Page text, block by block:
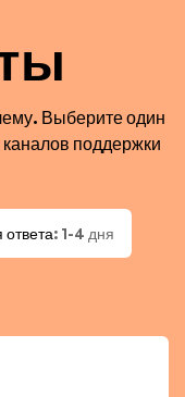
Выберите один
поддержки
: 1-4 дня